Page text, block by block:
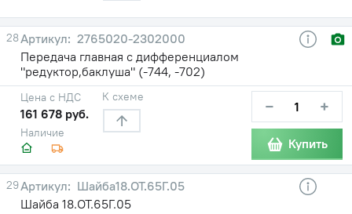
28
2765020-2302000
Передача главная с дифференциалом
"редуктор,баклуша" (-744, -702)
Наличие
Цена с НДС
161 678 руб.
К схеме − +
Купить
29
Шайба18.ОТ.65Г.05
Шайба 18.ОТ.65Г.05